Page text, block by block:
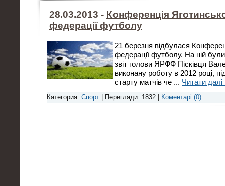
28.03.2013 - Конференція
федерації футболу
21 березня відбулася
федерації футболу. На ній були
звіт голови ЯРФФ Пісківця
виконану роботу в 2012 році,
старту матчів че ... Читати далі
Категория: Спорт | Перегляди: 1832 | Коментарі (0)